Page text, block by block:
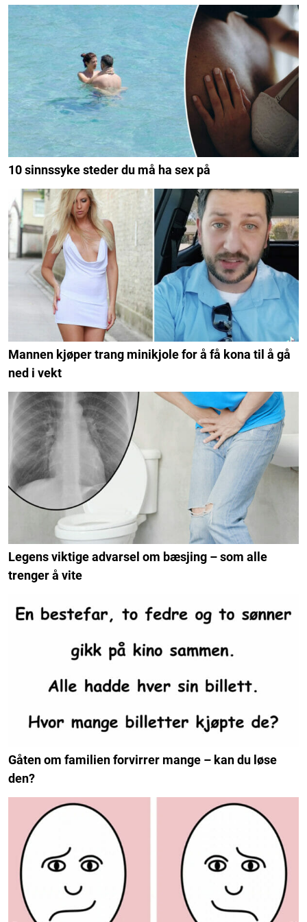
10 sinnssyke steder du må ha sex på
Mannen kjøper trang minikjole for å få kona til å gå
ned i vekt
Legens viktige advarsel om bæsjing – som alle
trenger å vite
Gåten om familien forvirrer mange – kan du løse
den?